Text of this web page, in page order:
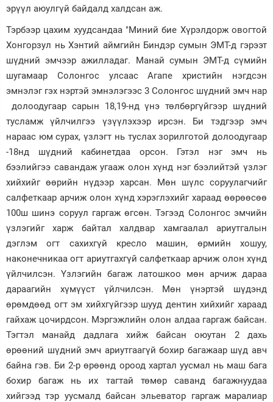
эрүүл аюулгүй байдалд халдсан аж.
Тэрбээр цахим хуудсандаа "Миний бие Хүрэлдорж овогтой
Хонгорзул нь Хэнтий аймгийн Биндэр сумын ЭМТ-д гэрээт
шүдний эмчээр ажилладаг. Манай сумын ЭМТ-д сүмийн
шугамаар Солонгос улсаас Агапе христийн нэгдсэн
эмнэлэг гэх нэртэй эмнэлэгээс 3 Солонгос шүдний эмч нар
долоодугаар сарын 18,19-нд үнэ төлбөргүйгээр шүдний
тусламж үйлчилгээ үзүүлэхээр ирсэн. Би тэдгээр эмч
нараас юм сурах, үзлэгт нь туслах зорилготой долоодугаар
-18нд шүдний кабинетдаа орсон. Гэтэл нэг эмч нь
бээлийгээ савандаж угааж олон хүнд нэг бээлийтэй үзлэг
хийхийг өөрийн нүдээр харсан. Мөн шүлс соруулагчийг
салфеткаар арчиж олон хүнд хэрэглэхийг хараад өөрөөсөө
100ш шинэ соруул гаргаж өгсөн. Тэгээд Солонгос эмчийн
үзлэгийг харж байтал халдвар хамгаалал ариутгалын
дэглэм огт сахихгүй кресло машин, өрмийн хошуу,
наконечникаа огт ариутгахгүй салфеткаар арчиж олон хүнд
үйлчилсэн. Үзлэгийн багаж латошкоо мөн арчиж дараа
дараагийн хүмүүст үйлчилсэн. Мөн үнэртэй шүдэнд
өрөмдөөд огт эм хийхгүйгээр шууд дентин хийхийг хараад
гайхаж цочирдсон. Мэргэжлийн олон алдаа гаргаж байсан.
Тэгтэл манайд дадлага хийж байсан оюутан 2 дахь
өрөөний шүдний эмч ариутгаагүй бохир багажаар шүд авч
байна гэв. Би 2-р өрөөнд ороод хартал уусмал нь маш бага
бохир багаж нь их тагтай төмөр саванд багажнуудаа
хийгээд тэр уусмалд байсан эльеватор гаргаж маралиар